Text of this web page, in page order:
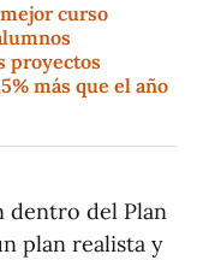
curso
proyectos
más que el año
dentro del Plan
plan realista y